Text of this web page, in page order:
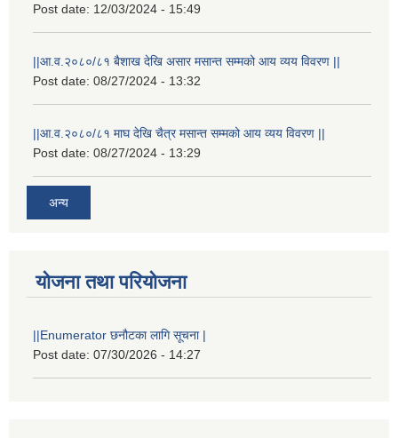
Post date: 12/03/2024 - 15:49
||आ.व.२०८०/८१ बैशाख देखि असार मसान्त सम्मको आय व्यय विवरण ||
Post date: 08/27/2024 - 13:32
||आ.व.२०८०/८१ माघ देखि चैत्र मसान्त सम्मको आय व्यय विवरण ||
Post date: 08/27/2024 - 13:29
अन्य
योजना तथा परियोजना
||Enumerator छनौटका लागि सूचना |
Post date: 07/30/2026 - 14:27